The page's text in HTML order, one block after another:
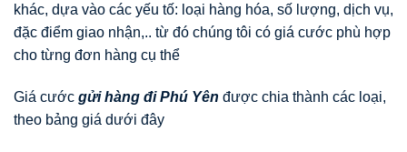
khác, dựa vào các yếu tố: loại hàng hóa, số lượng, dịch vụ,
đặc điểm giao nhận,.. từ đó chúng tôi có giá cước phù hợp
cho từng đơn hàng cụ thể
Giá cước gửi hàng đi Phú Yên được chia thành các loại,
theo bảng giá dưới đây